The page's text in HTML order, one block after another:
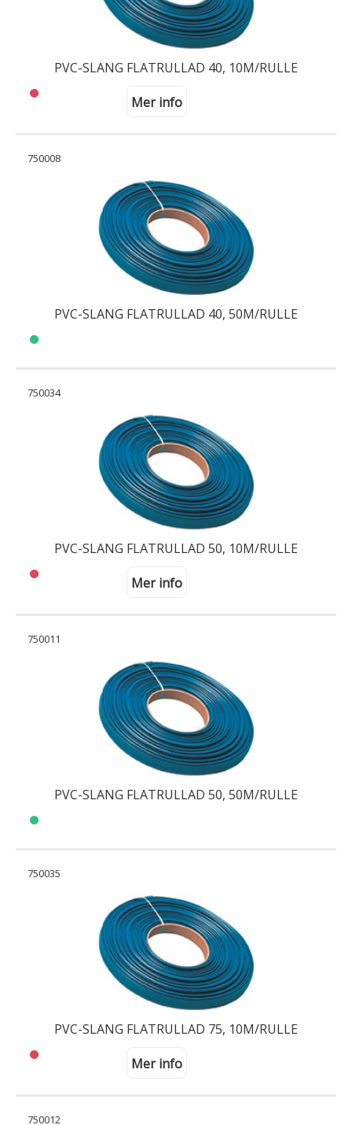
PVC-SLANG FLATRULLAD 40, 10M/RULLE
Mer info
750008
PVC-SLANG FLATRULLAD 40, 50M/RULLE
750034
PVC-SLANG FLATRULLAD 50, 10M/RULLE
Mer info
750011
PVC-SLANG FLATRULLAD 50, 50M/RULLE
750035
PVC-SLANG FLATRULLAD 75, 10M/RULLE
Mer info
750012